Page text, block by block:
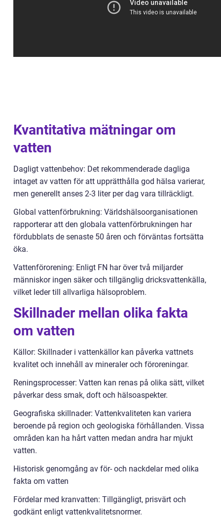
Kvantitativa mätningar om
vatten
Dagligt vattenbehov: Det rekommenderade dagliga
intaget av vatten för att upprätthålla god hälsa varierar,
men generellt anses 2-3 liter per dag vara tillräckligt.
Global vattenförbrukning: Världshälsoorganisationen
rapporterar att den globala vattenförbrukningen har
fördubblats de senaste 50 åren och förväntas fortsätta
öka.
Vattenförorening: Enligt FN har över två miljarder
människor ingen säker och tillgänglig dricksvattenkälla,
vilket leder till allvarliga hälsoproblem.
Skillnader mellan olika fakta
om vatten
Källor: Skillnader i vattenkällor kan påverka vattnets
kvalitet och innehåll av mineraler och föroreningar.
Reningsprocesser: Vatten kan renas på olika sätt, vilket
påverkar dess smak, doft och hälsoaspekter.
Geografiska skillnader: Vattenkvaliteten kan variera
beroende på region och geologiska förhållanden. Vissa
områden kan ha hårt vatten medan andra har mjukt
vatten.
Historisk genomgång av för- och nackdelar med olika
fakta om vatten
Fördelar med kranvatten: Tillgängligt, prisvärt och
godkänt enligt vattenkvalitetsnormer.